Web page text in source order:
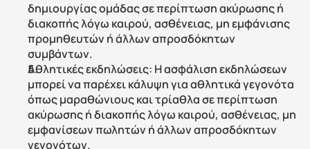
δημιουργίας ομάδας σε περίπτωση ακύρωσης ή
διακοπής λόγω καιρού, ασθένειας, μη εμφάνισης
προμηθευτών ή άλλων απροσδόκητων
συμβάντων.
Αθλητικές εκδηλώσεις: Η ασφάλιση εκδηλώσεων
μπορεί να παρέχει κάλυψη για αθλητικά γεγονότα
όπως μαραθώνιους και τρίαθλα σε περίπτωση
ακύρωσης ή διακοπής λόγω καιρού, ασθένειας, μη
εμφανίσεων πωλητών ή άλλων απροσδόκητων
γεγονότων.